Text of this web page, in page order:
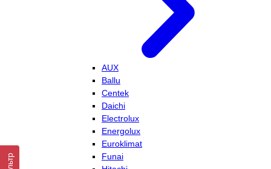
AUX
Ballu
Centek
Daichi
Electrolux
Energolux
Euroklimat
Funai